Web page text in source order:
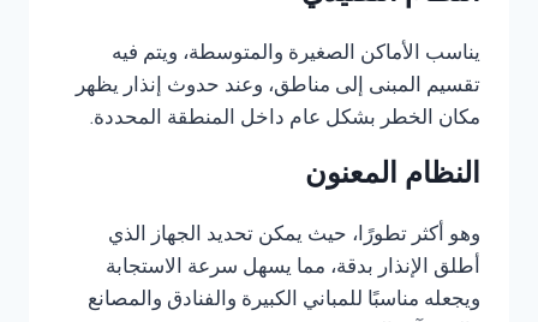
يناسب الأماكن الصغيرة والمتوسطة، ويتم فيه
تقسيم المبنى إلى مناطق، وعند حدوث إنذار يظهر
مكان الخطر بشكل عام داخل المنطقة المحددة.
النظام المعنون
وهو أكثر تطورًا، حيث يمكن تحديد الجهاز الذي
أطلق الإنذار بدقة، مما يسهل سرعة الاستجابة
ويجعله مناسبًا للمباني الكبيرة والفنادق والمصانع